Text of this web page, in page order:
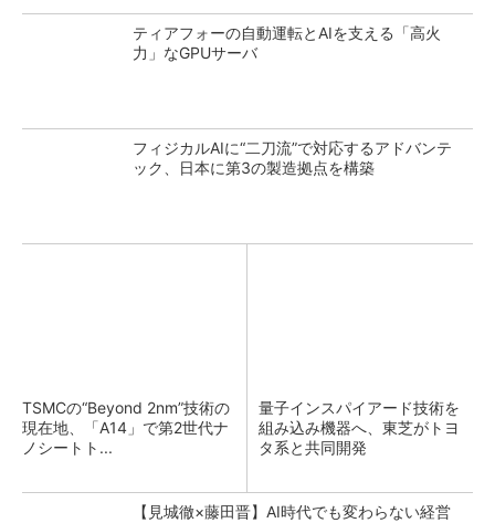
ティアフォーの自動運転とAIを支える「高火
力」なGPUサーバ
フィジカルAIに“二刀流”で対応するアドバンテ
ック、日本に第3の製造拠点を構築
TSMCの“Beyond 2nm”技術の
現在地、「A14」で第2世代ナ
ノシートト...
量子インスパイアード技術を
組み込み機器へ、東芝がトヨ
タ系と共同開発
【見城徹×藤田晋】AI時代でも変わらない経営